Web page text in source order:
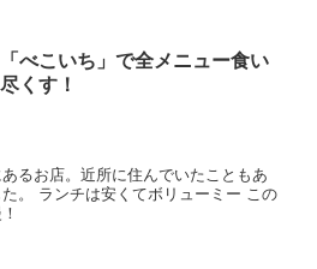
「べこいち」で全メニュー食い
尽くす！
るお店。近所に住んでいたこともあ
。 ランチは安くてボリューミー この